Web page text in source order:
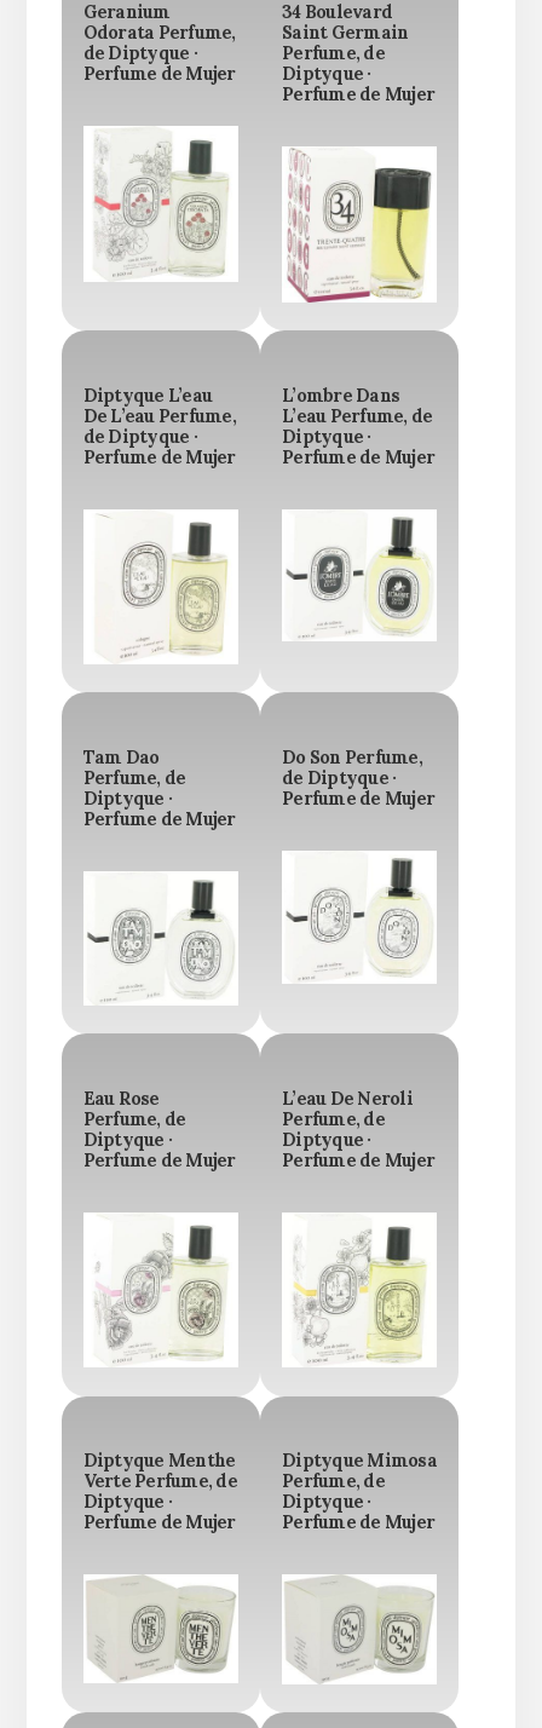
Geranium
Odorata Perfume,
de Diptyque ·
Perfume de Mujer
34 Boulevard
Saint Germain
Perfume, de
Diptyque ·
Perfume de Mujer
Diptyque L’eau
De L’eau Perfume,
de Diptyque ·
Perfume de Mujer
L’ombre Dans
L’eau Perfume, de
Diptyque ·
Perfume de Mujer
Tam Dao
Perfume, de
Diptyque ·
Perfume de Mujer
Do Son Perfume,
de Diptyque ·
Perfume de Mujer
Eau Rose
Perfume, de
Diptyque ·
Perfume de Mujer
L’eau De Neroli
Perfume, de
Diptyque ·
Perfume de Mujer
Diptyque Menthe
Verte Perfume, de
Diptyque ·
Perfume de Mujer
Diptyque Mimosa
Perfume, de
Diptyque ·
Perfume de Mujer